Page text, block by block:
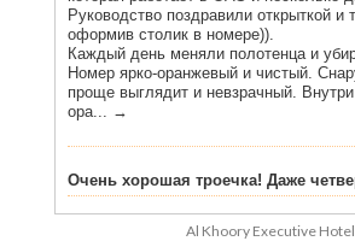
Al Khoory Executive Hotel